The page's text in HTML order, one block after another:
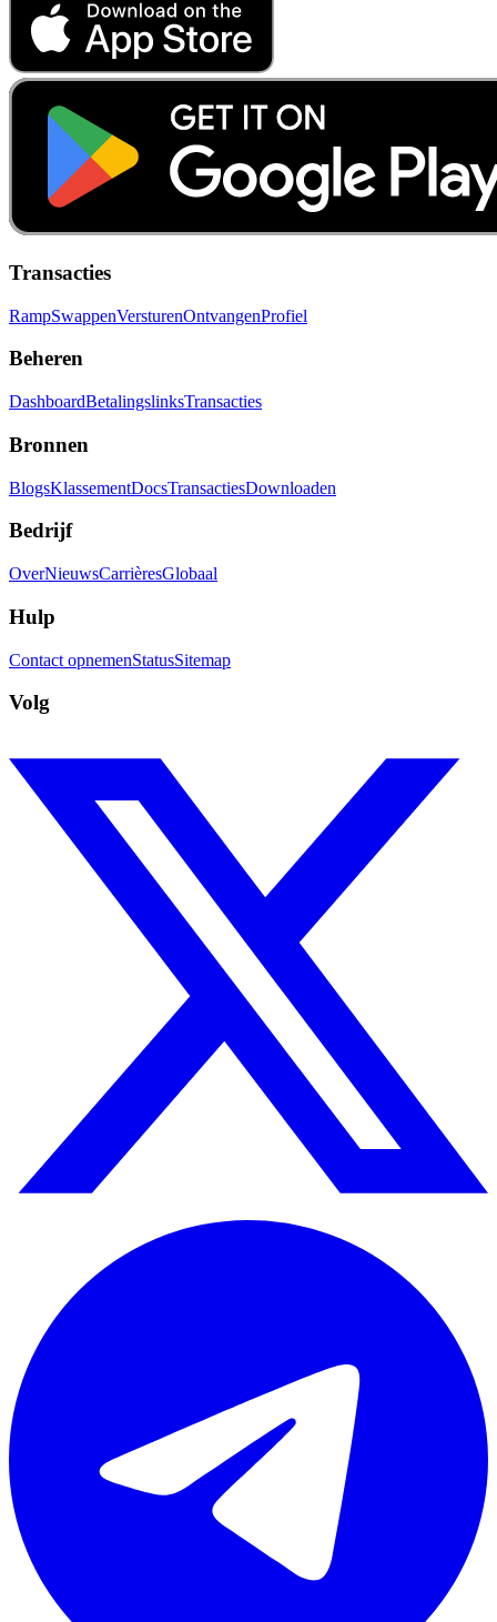
Transacties
RampSwappenVersturenOntvangenProfiel
Beheren
DashboardBetalingslinksTransacties
Bronnen
BlogsKlassementDocsTransactiesDownloaden
Bedrijf
OverNieuwsCarrièresGlobaal
Hulp
Contact opnemenStatusSitemap
Volg